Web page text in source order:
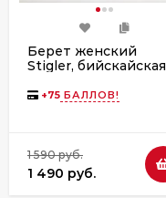
Берет женский
Stigler, бийскайская
+75 БАЛЛОВ!
1 590 руб.
1 490 руб.